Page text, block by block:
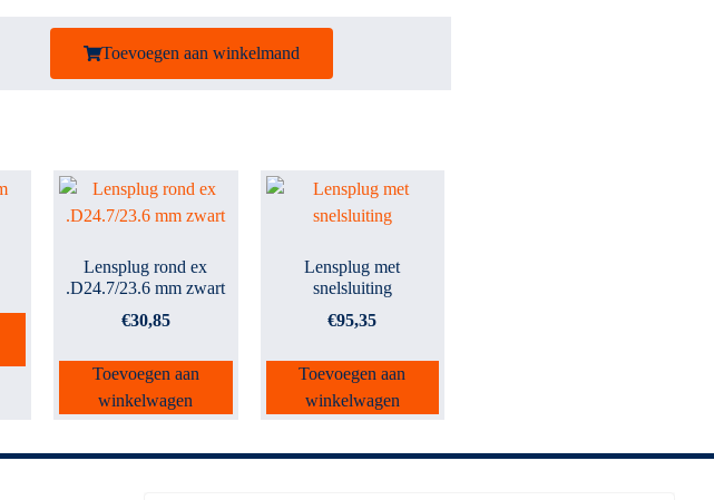
Toevoegen aan winkelmand
Lensplug rond ex
.D24.7/23.6 mm zwart
€30,85
Toevoegen aan
winkelwagen
Lensplug met
snelsluiting
€95,35
Toevoegen aan
winkelwagen